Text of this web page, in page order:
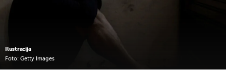
Ilustracija
Foto: Getty Images